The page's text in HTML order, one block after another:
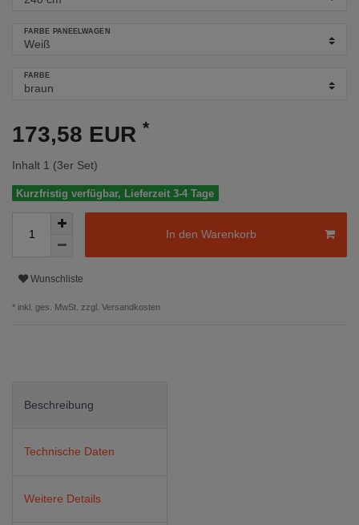
FARBE PANEELWAGEN
FARBE
173,58 EUR *
Inhalt 1 (3er Set)
Kurzfristig verfügbar, Lieferzeit 3-4 Tage
In den Warenkorb
Wunschliste
* inkl. ges. MwSt. zzgl. Versandkosten
Beschreibung
Technische Daten
Weitere Details